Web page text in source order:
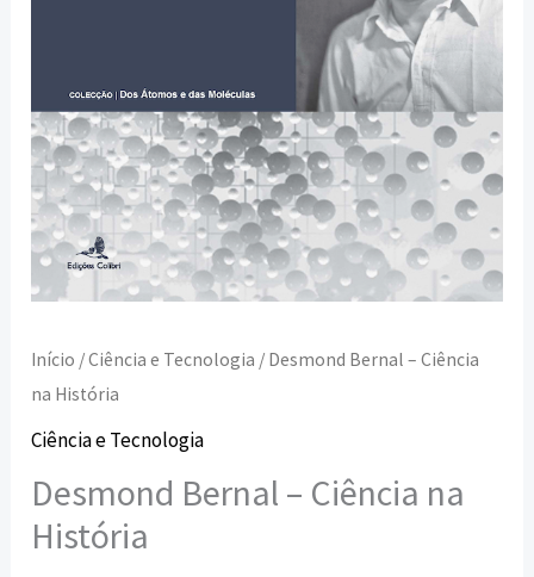
Início /Ciência e Tecnologia / Desmond Bernal – Ciência
na História
Ciência e Tecnologia
Desmond Bernal – Ciência na
História